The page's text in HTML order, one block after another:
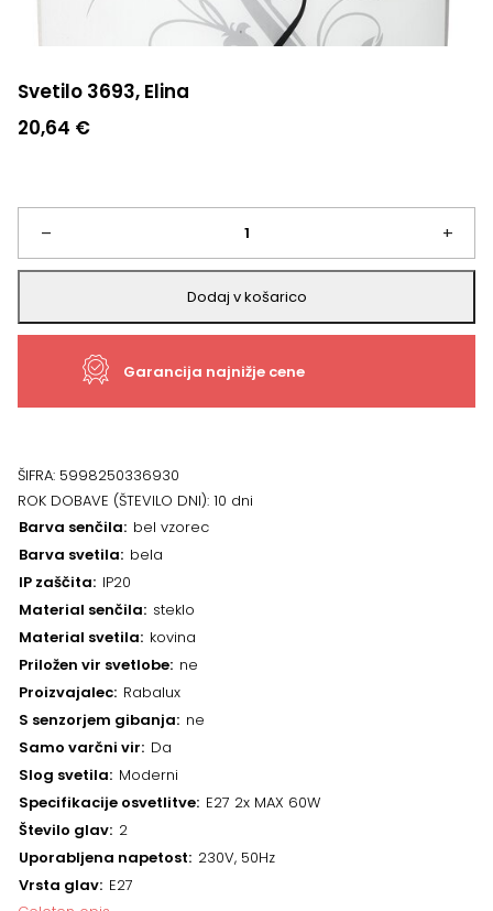
Svetilo 3693, Elina
20,64 €
–
Svetilo
3693,
Elina
+
Dodaj v košarico
Garancija najnižje cene
ŠIFRA: 5998250336930
ROK DOBAVE (ŠTEVILO DNI): 10 dni
Barva senčila bel vzorec
Barva svetila bela
IP zaščita IP20
Material senčila steklo
Material svetila kovina
Priložen vir svetlobe ne
Proizvajalec Rabalux
S senzorjem gibanja ne
Samo varčni vir Da
Slog svetila Moderni
Specifikacije osvetlitve E27 2x MAX 60W
Število glav 2
Uporabljena napetost 230V, 50Hz
Vrsta glav E27